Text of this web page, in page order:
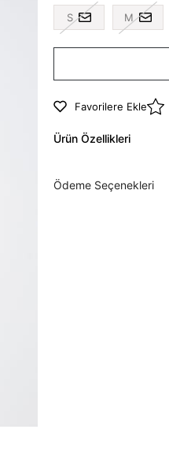
S M
Favorilere Ekle
Ürün Özellikleri
Ödeme Seçenekleri